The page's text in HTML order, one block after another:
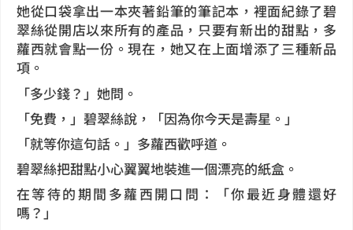
她從口袋拿出一本夾著鉛筆的筆記本，裡面紀錄了碧
翠絲從開店以來所有的產品，只要有新出的甜點，多
蘿西就會點一份。現在，她又在上面增添了三種新品
項。
「多少錢？」她問。
「免費，」碧翠絲說，「因為你今天是壽星。」
「就等你這句話。」多蘿西歡呼道。
碧翠絲把甜點小心翼翼地裝進一個漂亮的紙盒。
在等待的期間多蘿西開口問：「你最近身體還好
嗎？」